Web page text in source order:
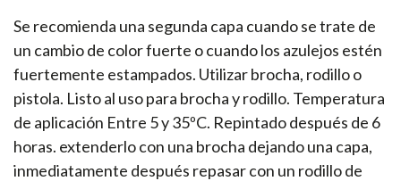
Se recomienda una segunda capa cuando se trate de
un cambio de color fuerte o cuando los azulejos estén
fuertemente estampados. Utilizar brocha, rodillo o
pistola. Listo al uso para brocha y rodillo. Temperatura
de aplicación Entre 5 y 35ºC. Repintado después de 6
horas. extenderlo con una brocha dejando una capa,
inmediatamente después repasar con un rodillo de